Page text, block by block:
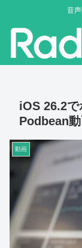
音
iOS 26.2で
Podbean
動画